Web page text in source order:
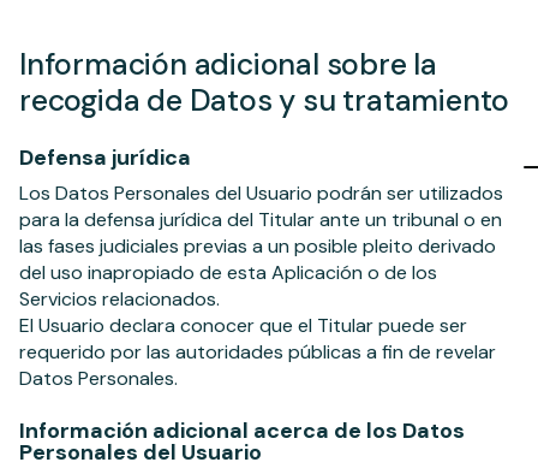
Información adicional sobre la
recogida de Datos y su tratamiento
Defensa jurídica
Los Datos Personales del Usuario podrán ser utilizados
para la defensa jurídica del Titular ante un tribunal o en
las fases judiciales previas a un posible pleito derivado
del uso inapropiado de esta Aplicación o de los
Servicios relacionados.
El Usuario declara conocer que el Titular puede ser
requerido por las autoridades públicas a fin de revelar
Datos Personales.
Información adicional acerca de los Datos
Personales del Usuario